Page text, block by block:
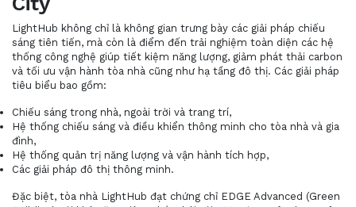
LightHub không chỉ là không gian trưng bày các giải pháp chiếu
sáng tiên tiến, mà còn là điểm đến trải nghiệm toàn diện các hệ
thống công nghệ giúp tiết kiệm năng lượng, giảm phát thải carbon
và tối ưu vận hành tòa nhà cũng như hạ tầng đô thị. Các giải pháp
tiêu biểu bao gồm:
Chiếu sáng trong nhà, ngoài trời và trang trí,
Hệ thống chiếu sáng và điều khiển thông minh cho tòa nhà và gia
đình,
Hệ thống quản trị năng lượng và vận hành tích hợp,
Các giải pháp đô thị thông minh.
Đặc biệt, tòa nhà LightHub đạt chứng chỉ EDGE Advanced (Green